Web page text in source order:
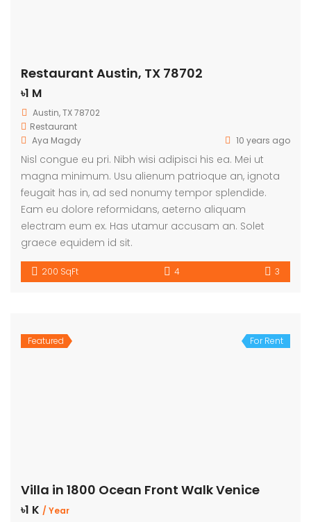
Restaurant Austin, TX 78702
৳1 M
Austin, TX 78702
Restaurant
Aya Magdy
10 years ago
Nisl congue eu pri. Nibh wisi adipisci his ea. Mei ut
magna minimum. Usu alienum patrioque an, ignota
feugait has in, ad sed nonumy tempor splendide.
Eam eu dolore reformidans, aeterno aliquam
electram eum ex. Has utamur accusam an. Solet
graece equidem id sit.
200 SqFt 4 3
Featured For Rent
Villa in 1800 Ocean Front Walk Venice
৳1 K / Year